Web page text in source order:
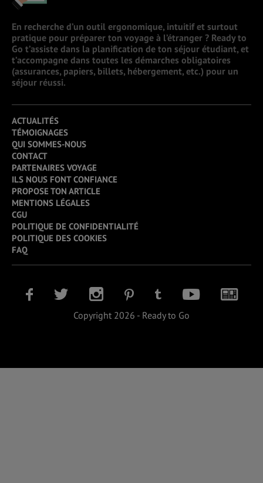
En recherche d’un outil ergonomique, intuitif et surtout
pratique pour préparer ton voyage à l’étranger ? Ready to
Go t’assiste dans la planification de ton séjour étudiant, et
t’accompagne dans toutes les démarches obligatoires
(assurances, papiers, billets, hébergement, etc.) pour un
séjour réussi.
ACTUALITÉS
TÉMOIGNAGES
QUI SOMMES-NOUS
CONTACT
PARTENAIRES VOYAGE
ILS NOUS FONT CONFIANCE
PROPOSE TON ARTICLE
MENTIONS LÉGALES
CGU
POLITIQUE DE CONFIDENTIALITÉ
POLITIQUE DES COOKIES
FAQ
Copyright 2026 - Ready to Go